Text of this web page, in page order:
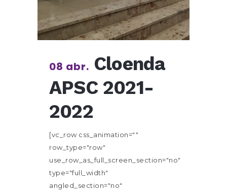
08 abr. Cloenda
APSC 2021-
2022
[vc_row css_animation=""
row_type="row"
use_row_as_full_screen_section="no"
type="full_width"
angled_section="no"